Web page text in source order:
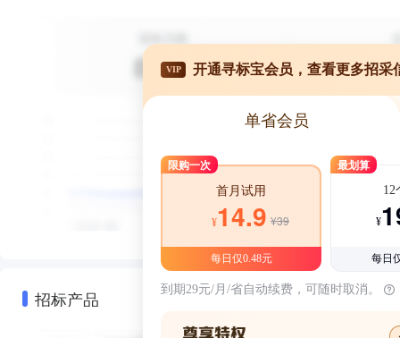
招标产品
VIP 开通寻标宝会员，查看更多招采
单省会员
限购一次
首月试用
¥14.9 ¥39
每日仅0.48元
最划算
12
¥
每日
到期29元/月/省自动续费，可随时取消。